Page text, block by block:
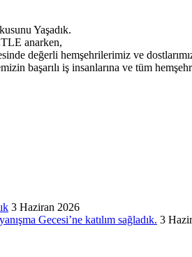
Yaşadık.
anarken,
değerli hemşehrilerimiz ve
başarılı iş insanlarına ve tüm
3 Haziran 2026
Gecesi’ne katılım sağladık. 3